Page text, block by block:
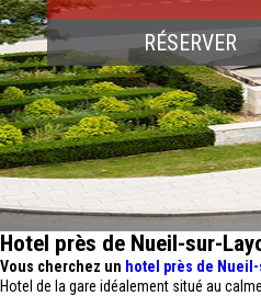
RÉSERVER
Hotel près de Nueil-sur-
Vous cherchez un hotel près de
Hotel de la gare idéalement situé au